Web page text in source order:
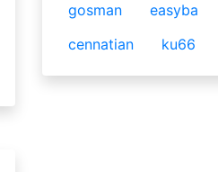
gosman
easyba
cennatian
ku66